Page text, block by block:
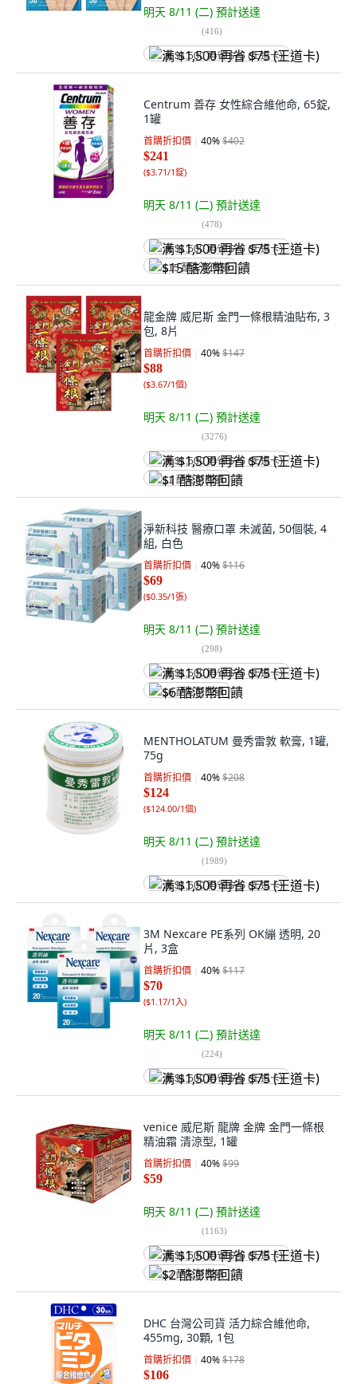
明天 8/11 (二) 預計送達
(416)
满 $1,500 再省 $75 (王道卡)
Centrum 善存 女性綜合維他命, 65錠,
1罐
首購折扣價 40%$402
$241
($3.71/1錠)
明天 8/11 (二) 預計送達
(478)
满 $1,500 再省 $75 (王道卡)
$15 酷澎幣回饋
龍金牌 威尼斯 金門一條根精油貼布, 3
包, 8片
首購折扣價 40%$147
$88
($3.67/1個)
明天 8/11 (二) 預計送達
(3276)
满 $1,500 再省 $75 (王道卡)
$1 酷澎幣回饋
淨新科技 醫療口罩 未滅菌, 50個裝, 4
組, 白色
首購折扣價 40%$116
$69
($0.35/1張)
明天 8/11 (二) 預計送達
(298)
满 $1,500 再省 $75 (王道卡)
$6 酷澎幣回饋
MENTHOLATUM 曼秀雷敦 軟膏, 1罐,
75g
首購折扣價 40%$208
$124
($124.00/1個)
明天 8/11 (二) 預計送達
(1989)
满 $1,500 再省 $75 (王道卡)
3M Nexcare PE系列 OK繃 透明, 20
片, 3盒
首購折扣價 40%$117
$70
($1.17/1入)
明天 8/11 (二) 預計送達
(224)
满 $1,500 再省 $75 (王道卡)
venice 威尼斯 龍牌 金牌 金門一條根
精油霜 清涼型, 1罐
首購折扣價 40%$99
$59
明天 8/11 (二) 預計送達
(1163)
满 $1,500 再省 $75 (王道卡)
$2 酷澎幣回饋
DHC 台灣公司貨 活力綜合維他命,
455mg, 30顆, 1包
首購折扣價 40%$178
$106